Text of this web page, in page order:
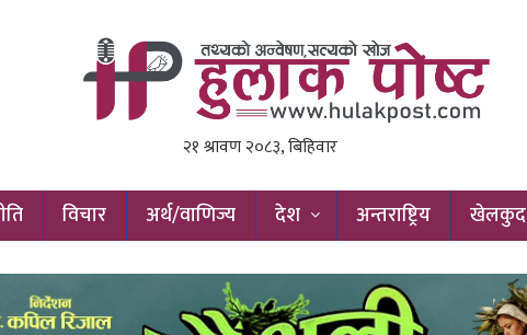
विचार अर्थ/वाणिज्य देश अन्तराष्ट्रिय खेलकुद